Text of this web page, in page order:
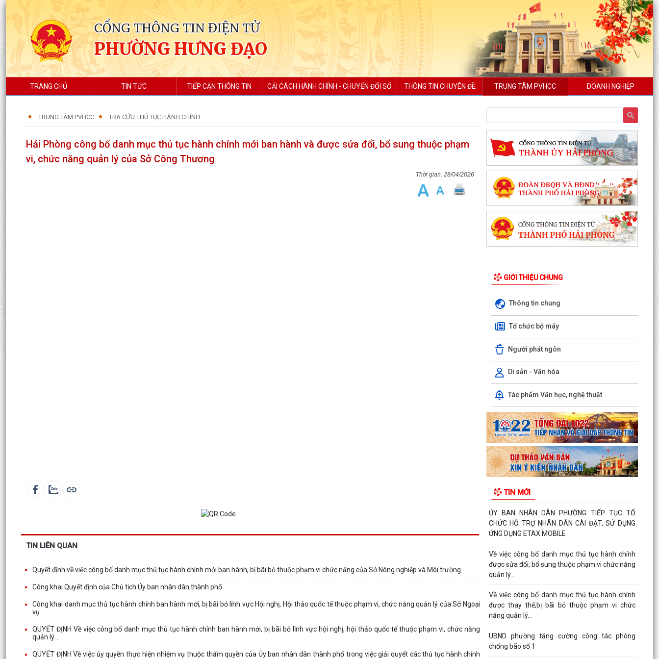
CỔNG THÔNG TIN ĐIỆN TỬ
PHƯỜNG HƯNG ĐẠO
TRANG CHỦ TIN TỨC TIẾP CẬN THÔNG TIN CẢI CÁCH HÀNH CHÍNH - CHUYỂN ĐỔI SỐ THÔNG TIN CHUYÊN ĐỀ TRUNG TÂM PVHCC DOANH NGHIỆP
TRUNG TÂM PVHCC TRA CỨU THỦ TỤC HÀNH CHÍNH
Hải Phòng công bố danh mục thủ tục hành chính mới ban hành và được sửa đổi, bổ sung thuộc phạm
vi, chức năng quản lý của Sở Công Thương
28/04/2026
TIN LIÊN QUAN
Quyết định về việc công bố danh mục thủ tục hành chính mới ban hành, bị bãi bỏ thuộc phạm vi chức năng của Sở Nông nghiệp và Môi trường
Công khai Quyết định của Chủ tịch Ủy ban nhân dân thành phố
Công khai danh mục thủ tục hành chính ban hành mới, bị bãi bỏ lĩnh vực Hội nghị, Hội thảo quốc tế thuộc phạm vi, chức năng quản lý của Sở Ngoại
vụ
QUYẾT ĐỊNH Về việc công bố danh mục thủ tục hành chính ban hành mới, bị bãi bỏ lĩnh vực hội nghị, hội thảo quốc tế thuộc phạm vi, chức năng
quản lý...
QUYẾT ĐỊNH Về việc ủy quyền thực hiện nhiệm vụ thuộc thẩm quyền của Ủy ban nhân dân thành phố trong việc giải quyết các thủ tục hành chính
GIỚI THIỆU CHUNG
Thông tin chung
Tổ chức bộ máy
Người phát ngôn
Di sản - Văn hóa
Tác phẩm Văn học, nghệ thuật
TIN MỚI
THÔNG BÁO: Thời gian tiếp tục triển khai thu
Thuế sử dụng đất phi nông nghiệp năm 2026
trên địa bàn...
Hải Phòng công khai thủ tục hành chính đặc thù
mới ban hành lĩnh vực đất đai thuộc phạm vi
chức...
Hải Phòng công bố danh mục thủ tục hành
chính được sửa đổi, bổ sung, bị bãi bỏ thuộc
phạm vi chức...
UBND PHƯỜNG HƯNG ĐẠO TRIỂN KHAI ĐỢT
CAO ĐIỂM HỖ TRỢ NHÂN DÂN CÀI ĐẶT, SỬ
DỤNG ỨNG DỤNG ETAX MOBILE,...
Quyết định về việc công bố danh mục thủ tục
vi chức...
ỦY BAN NHÂN DÂN PHƯỜNG TIẾP TỤC TỔ
CHỨC HỖ TRỢ NHÂN DÂN CÀI ĐẶT, SỬ DỤNG
ỨNG DỤNG ETAX MOBILE
Về việc công bố danh mục thủ tục hành chính
được sửa đổi, bổ sung thuộc phạm vi chức năng
quản lý...
Về việc công bố danh mục thủ tục hành chính
được thay thế,bị bãi bỏ thuộc phạm vi chức
năng quản lý...
UBND phường tăng cường công tác phòng
chống bão số 1